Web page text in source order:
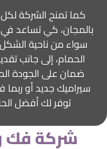
كما تمنح الشركة
بالمجان، كي تساعد
سواء من ناحية الشكل
الحمام، إلى جانب
ضمان على الجودة
سيراميك جديد أو
توفر لك أفضل
شركة فك